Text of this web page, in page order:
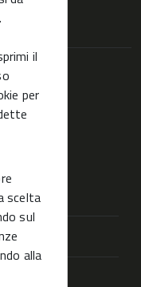
il
per
scelta
sul
alla
Veneto